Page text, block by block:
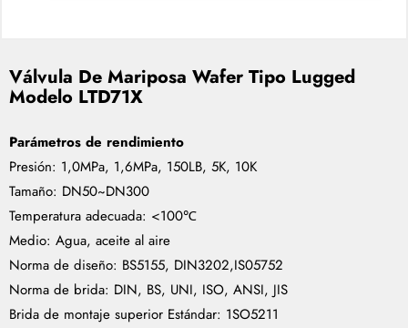
Válvula De Mariposa Wafer Tipo Lugged
Modelo LTD71X
Parámetros de rendimiento
Presión: 1,0MPa, 1,6MPa, 150LB, 5K, 10K
Tamaño: DN50~DN300
Temperatura adecuada: <100℃
Medio: Agua, aceite al aire
Norma de diseño: BS5155, DIN3202,IS05752
Norma de brida: DIN, BS, UNI, ISO, ANSI, JIS
Brida de montaje superior Estándar: 1SO5211